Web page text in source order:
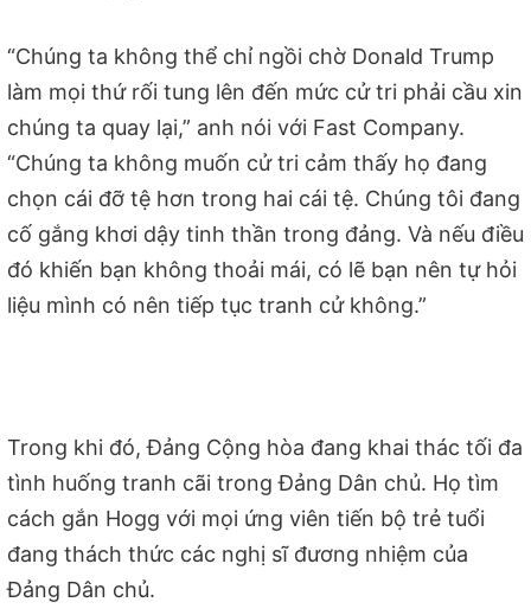
“Chúng ta không thể chỉ ngồi chờ Donald Trump
làm mọi thứ rối tung lên đến mức cử tri phải cầu xin
chúng ta quay lại,” anh nói với Fast Company.
“Chúng ta không muốn cử tri cảm thấy họ đang
chọn cái đỡ tệ hơn trong hai cái tệ. Chúng tôi đang
cố gắng khơi dậy tinh thần trong đảng. Và nếu điều
đó khiến bạn không thoải mái, có lẽ bạn nên tự hỏi
liệu mình có nên tiếp tục tranh cử không.”
Trong khi đó, Đảng Cộng hòa đang khai thác tối đa
tình huống tranh cãi trong Đảng Dân chủ. Họ tìm
cách gắn Hogg với mọi ứng viên tiến bộ trẻ tuổi
đang thách thức các nghị sĩ đương nhiệm của
Đảng Dân chủ.